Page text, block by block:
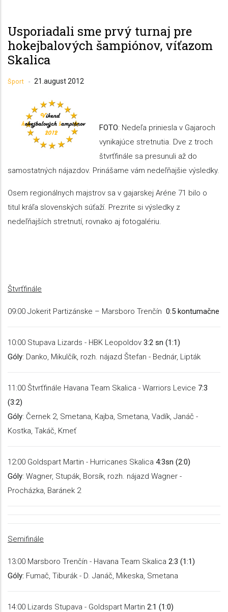
Usporiadali sme prvý turnaj pre
hokejbalových šampiónov, víťazom
Skalica
Šport - 21.august 2012
FOTO: Nedeľa priniesla v Gajaroch
vynikajúce stretnutia. Dve z troch
štvrťfinále sa presunuli až do
samostatných nájazdov. Prinášame vám nedeľňajšie výsledky.
Osem regionálnych majstrov sa v gajarskej Aréne 71 bilo o
titul kráľa slovenských súťaží. Prezrite si výsledky z
nedeľňajších stretnutí, rovnako aj fotogalériu.
Štvrťfinále
09:00 Jokerit Partizánske – Marsboro Trenčín 0:5 kontumačne
10:00 Stupava Lizards - HBK Leopoldov 3:2 sn (1:1)
Góly: Danko, Mikulčík, rozh. nájazd Štefan - Bednár, Lipták
11:00 Štvrťfinále Havana Team Skalica - Warriors Levice 7:3
(3:2)
Góly: Černek 2, Smetana, Kajba, Smetana, Vadík, Janáč -
Kostka, Takáč, Kmeť
12:00 Goldspart Martin - Hurricanes Skalica 4:3sn (2:0)
Góly: Wagner, Stupák, Borsík, rozh. nájazd Wagner -
Procházka, Baránek 2
Semifinále
13:00 Marsboro Trenčín - Havana Team Skalica 2:3 (1:1)
Góly: Fumač, Tiburák - D. Janáč, Mikeska, Smetana
14:00 Lizards Stupava - Goldspart Martin 2:1 (1:0)